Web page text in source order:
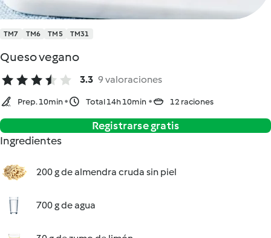
TM7 TM6 TM5 TM31
Queso vegano
3.3 9 valoraciones
Prep. 10min Total 14h 10min 12 raciones
Registrarse gratis
Ingredientes
200 g de almendra cruda sin piel
700 g de agua